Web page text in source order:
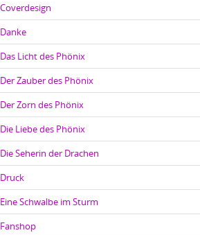
Coverdesign
Danke
Das Licht des Phönix
Der Zauber des Phönix
Der Zorn des Phönix
Die Liebe des Phönix
Die Seherin der Drachen
Druck
Eine Schwalbe im Sturm
Fanshop